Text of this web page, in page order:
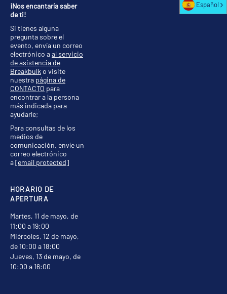
HORARIO DE
APERTURA
Martes, 11 de mayo, de
11:00 a 19:00
Miércoles, 12 de mayo,
de 10:00 a 18:00
Jueves, 13 de mayo, de
10:00 a 16:00
¡Nos encantaría saber
de ti!
Si tienes alguna
pregunta sobre el
evento, envía un correo
electrónico aal servicio
de asistencia de
Breakbulk o visite
nuestra página de
CONTACTO para
encontrar a la persona
más indicada para
ayudarle;
Para consultas de los
medios de
comunicación, envíe un
correo electrónico
a[email protected]
Español